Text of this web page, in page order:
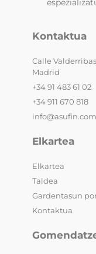
Kontaktua
Calle
Madrid
+34 91 483 61 02
+34 911 670 818
info@asufin.com
Elkartea
Elkartea
Taldea
Gardentasun
Kontaktua